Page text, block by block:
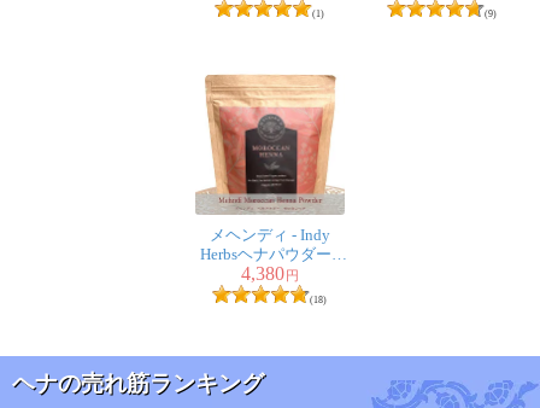
るハーブシャンプーにトライするため購入しました。
他のサイトで別のハーブミックスを購入したこともあり
ますが、こちらの方が安くて洗い上がりも良かったので
併せてシカカイも購入して、髪と頭皮の汚れ具合に合わ
せて洗浄力を調整しています。
私は洗面器にハーブミックスとお湯を入れてかき混ぜ、
百均で買った小さいプラのボウルでハーブ液を頭に掛け
皮をマッサージするを繰り返していると、頭皮がスッキ
リして髪もキュッと引き締まるのが分かります。洗い流
(1) (9)
メヘンディ - Indy
Herbsヘナパウダー -
Sahara - モロカンヘナ
4,380円
(18)
ヘナの売れ筋ランキング